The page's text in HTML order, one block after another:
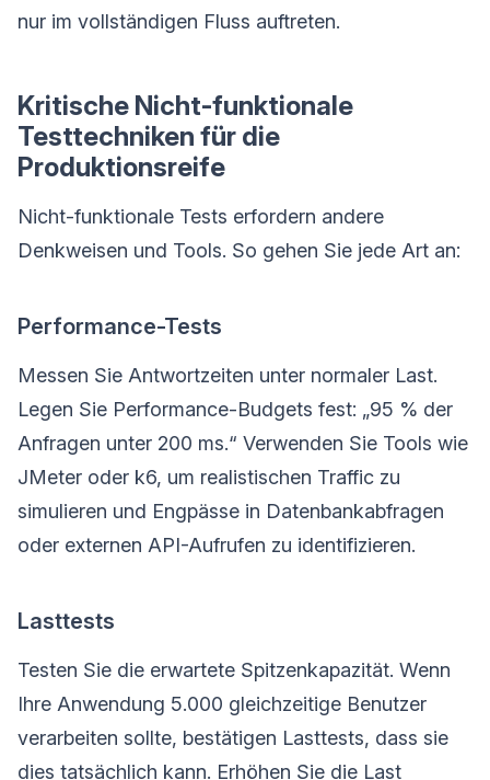
nur im vollständigen Fluss auftreten.
Kritische Nicht-funktionale
Testtechniken für die
Produktionsreife
Nicht-funktionale Tests erfordern andere
Denkweisen und Tools. So gehen Sie jede Art an:
Performance-Tests
Messen Sie Antwortzeiten unter normaler Last.
Legen Sie Performance-Budgets fest: „95 % der
Anfragen unter 200 ms.“ Verwenden Sie Tools wie
JMeter oder k6, um realistischen Traffic zu
simulieren und Engpässe in Datenbankabfragen
oder externen API-Aufrufen zu identifizieren.
Lasttests
Testen Sie die erwartete Spitzenkapazität. Wenn
Ihre Anwendung 5.000 gleichzeitige Benutzer
verarbeiten sollte, bestätigen Lasttests, dass sie
dies tatsächlich kann. Erhöhen Sie die Last